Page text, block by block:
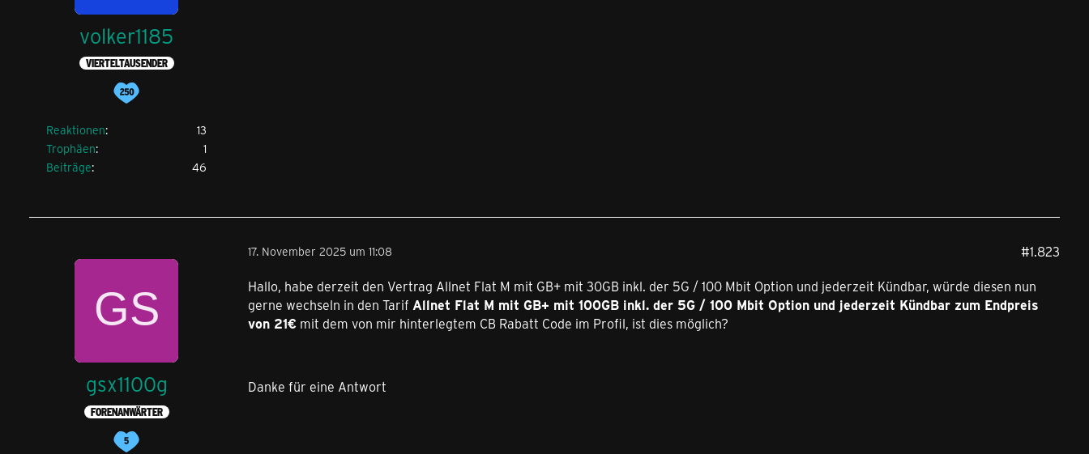
volker1185
VIERTELTAUSENDER
Reaktionen
13
Trophäen
1
Beiträge
46
gsx1100g
FORENANWÄRTER
17. November 2025 um 11:08 #1.823
Hallo, habe derzeit den Vertrag Allnet Flat M mit GB+ mit 30GB inkl. der 5G / 100 Mbit Option und jederzeit Kündbar, würde diesen nun
gerne wechseln in den Tarif Allnet Flat M mit GB+ mit 100GB inkl. der 5G / 100 Mbit Option und jederzeit Kündbar zum Endpreis
von 21€ mit dem von mir hinterlegtem CB Rabatt Code im Profil, ist dies möglich?
Danke für eine Antwort